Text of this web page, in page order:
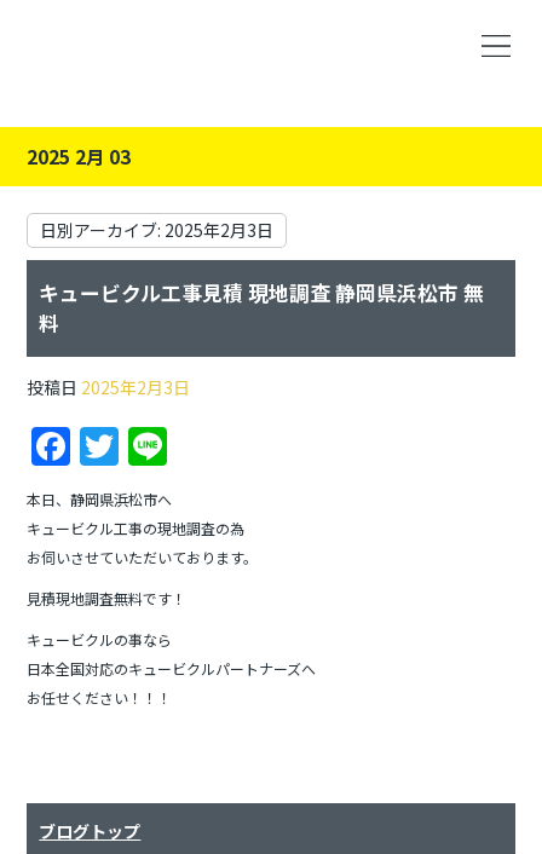
2025 2月 03
日別アーカイブ: 2025年2月3日
キュービクル工事見積 現地調査 静岡県浜松市 無
料
投稿日 2025年2月3日
F
a
c
e
b
o
o
k
T
w
itt
er
n
e
本日、静岡県浜松市へ
キュービクル工事の現地調査の為
お伺いさせていただいております。
見積現地調査無料です！
キュービクルの事なら
日本全国対応のキュービクルパートナーズへ
お任せください！！！
ブログトップ